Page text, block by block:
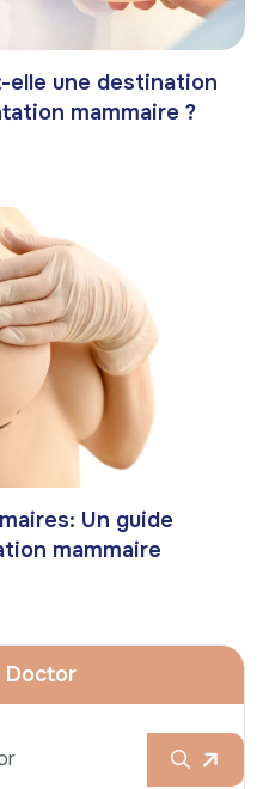
elle une destination
mammaire ?
Un guide
mammaire
Doctor